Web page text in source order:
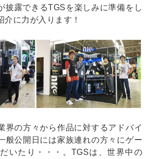
披露できるTGSを楽しみに準備をし
介に力が入ります！
界の方々から作品に対するアドバイ
般公開日には家族連れの方々にゲー
いたり・・・。TGSは、世界中の